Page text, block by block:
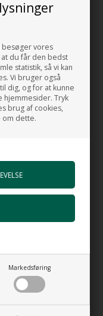
besøger vores
du får den bedst
statistik, så vi kan
Vi bruger også
dig, og for at kunne
hjemmesider. Tryk
brug af cookies,
dette.
Markedsføring
bruge milde
vores anbefalinger
toiletter sikrer
og mere effektiv.
og hvilke farver
mat hvid, mørk brun,
med soft close og